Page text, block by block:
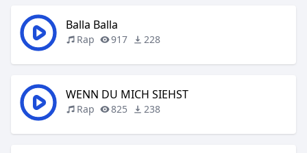
Balla Balla
Rap 917 228
WENN DU MICH SIEHST
Rap 825 238